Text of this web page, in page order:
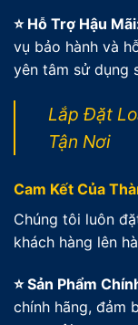
⭐ Hỗ Trợ Hậu
vụ bảo hành và
yên tâm sử dụng
Lắp Đặt
Tận Nơi
Cam Kết Của
Chúng tôi luôn
khách hàng lên
⭐ Sản Phẩm
chính hãng, đảm